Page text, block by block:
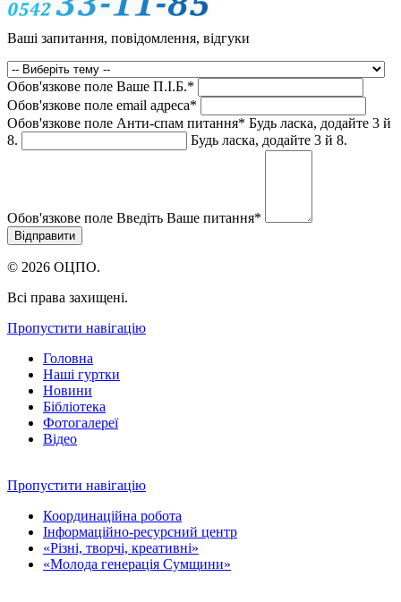
Ваші запитання, повідомлення, відгуки
Обов'язкове поле Ваше П.I.Б.*
Обов'язкове поле email адреса*
Обов'язкове поле Анти-спам питання* Будь ласка, додайте 3 й
8.
Будь ласка, додайте 3 й 8.
Обов'язкове поле Введіть Ваше питання*
© 2026 ОЦПО.
Всі права захищені.
Пропустити навігацію
Головна
Наші гуртки
Новини
Бібліотека
Фотогалереї
Відео
Пропустити навігацію
Координаційна робота
Інформаційно-ресурсний центр
«Різні, творчі, креативні»
«Молода генерація Сумщини»